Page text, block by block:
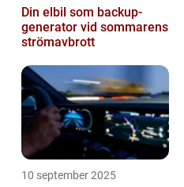
Din elbil som backup-
generator vid sommarens
strömavbrott
10 september 2025